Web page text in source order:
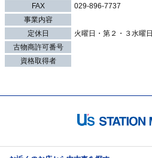
FAX
029-896-7737
事業内容
定休日
火曜日・第２・３水曜日
古物商許可番号
資格取得者